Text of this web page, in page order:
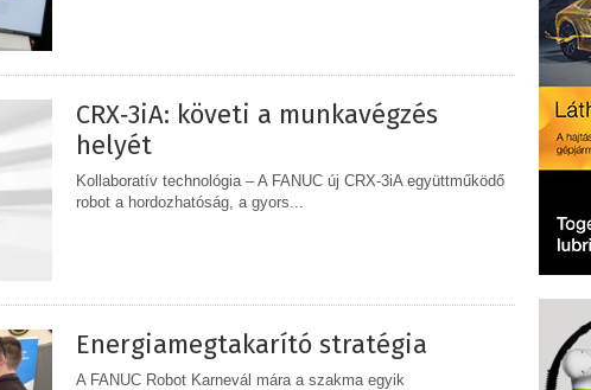
CRX‑3iA: követi a munkavégzés
helyét
Kollaboratív technológia – A FANUC új CRX-3iA együttműködő
robot a hordozhatóság, a gyors...
Energiamegtakarító stratégia
A FANUC Robot Karnevál mára a szakma egyik